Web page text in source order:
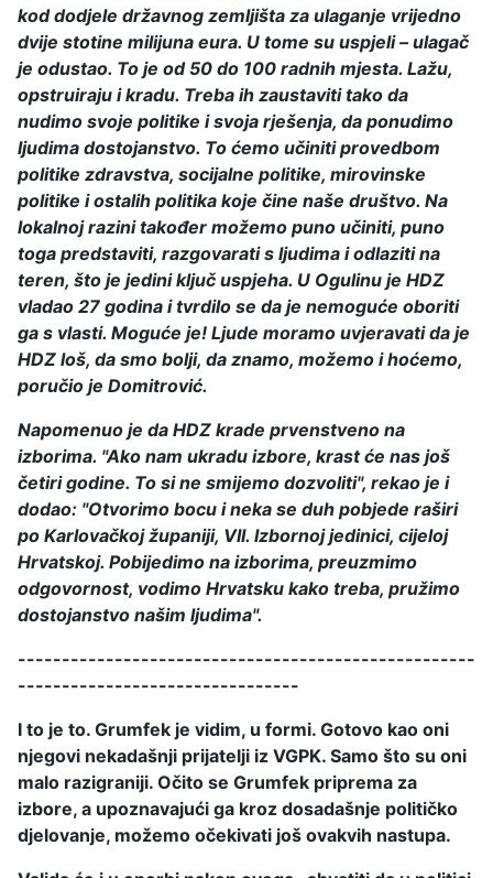
kod dodjele državnog zemljišta za ulaganje vrijedno
dvije stotine milijuna eura. U tome su uspjeli – ulagač
je odustao. To je od 50 do 100 radnih mjesta. Lažu,
opstruiraju i kradu. Treba ih zaustaviti tako da
nudimo svoje politike i svoja rješenja, da ponudimo
ljudima dostojanstvo. To ćemo učiniti provedbom
politike zdravstva, socijalne politike, mirovinske
politike i ostalih politika koje čine naše društvo. Na
lokalnoj razini također možemo puno učiniti, puno
toga predstaviti, razgovarati s ljudima i odlaziti na
teren, što je jedini ključ uspjeha. U Ogulinu je HDZ
vladao 27 godina i tvrdilo se da je nemoguće oboriti
ga s vlasti. Moguće je! Ljude moramo uvjeravati da je
HDZ loš, da smo bolji, da znamo, možemo i hoćemo,
poručio je Domitrović.
Napomenuo je da HDZ krade prvenstveno na
izborima. "Ako nam ukradu izbore, krast će nas još
četiri godine. To si ne smijemo dozvoliti", rekao je i
dodao: "Otvorimo bocu i neka se duh pobjede raširi
po Karlovačkoj županiji, VII. Izbornoj jedinici, cijeloj
Hrvatskoj. Pobijedimo na izborima, preuzmimo
odgovornost, vodimo Hrvatsku kako treba, pružimo
dostojanstvo našim ljudima".
----------------------------------------------------
--------------------------------
I to je to. Grumfek je vidim, u formi. Gotovo kao oni
njegovi nekadašnji prijatelji iz VGPK. Samo što su oni
malo razigraniji. Očito se Grumfek priprema za
izbore, a upoznavajući ga kroz dosadašnje političko
djelovanje, možemo očekivati još ovakvih nastupa.